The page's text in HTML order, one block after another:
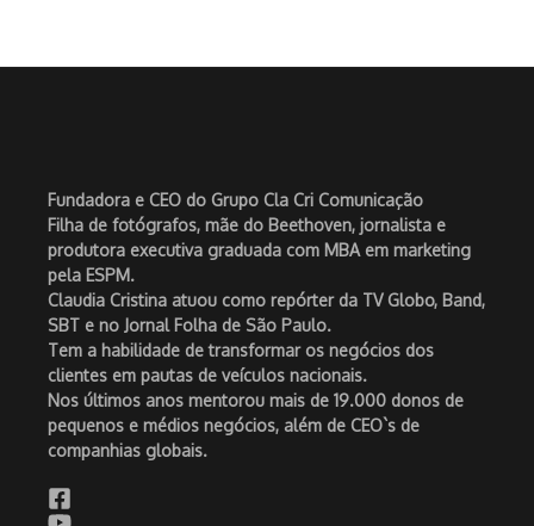
Fundadora e CEO do Grupo Cla Cri Comunicação
Filha de fotógrafos, mãe do Beethoven, jornalista e
produtora executiva graduada com MBA em marketing
pela ESPM.
Claudia Cristina atuou como repórter da TV Globo, Band,
SBT e no Jornal Folha de São Paulo.
Tem a habilidade de transformar os negócios dos
clientes em pautas de veículos nacionais.
Nos últimos anos mentorou mais de 19.000 donos de
pequenos e médios negócios, além de CEO`s de
companhias globais.